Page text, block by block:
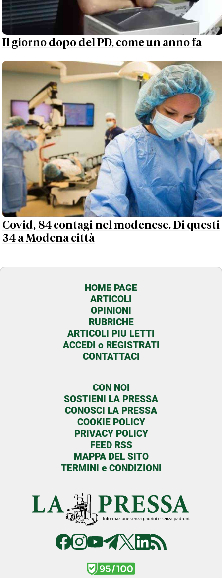
Il giorno dopo del PD, come un anno fa
Covid, 84 contagi nel modenese. Di questi
34 a Modena città
HOME PAGE
ARTICOLI
OPINIONI
RUBRICHE
ARTICOLI PIU LETTI
ACCEDI o REGISTRATI
CONTATTACI
CON NOI
SOSTIENI LA PRESSA
CONOSCI LA PRESSA
COOKIE POLICY
PRIVACY POLICY
FEED RSS
MAPPA DEL SITO
TERMINI e CONDIZIONI